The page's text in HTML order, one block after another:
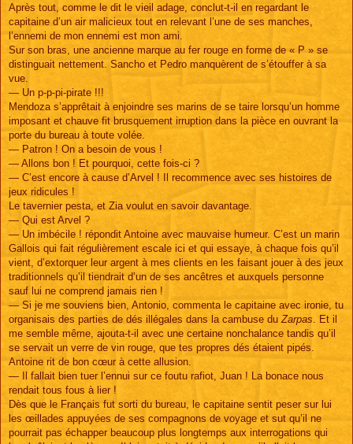
Après tout, comme le dit le vieil adage, conclut-t-il en regardant le
capitaine d’un air malicieux tout en relevant l’une de ses manches,
l’ennemi de mon ennemi est mon ami.
Sur son bras, une ancienne marque au fer rouge en forme de « P » se
distinguait nettement. Sancho et Pedro manquèrent de s’étouffer à sa
vue.
— Un p-p-pi-pirate !!!
Mendoza s’apprêtait à enjoindre ses marins de se taire lorsqu’un homme
imposant et chauve fit brusquement irruption dans la pièce en ouvrant la
porte du bureau à toute volée.
— Patron ! On a besoin de vous !
— Allons bon ! Et pourquoi, cette fois-ci ?
— C’est encore à cause d’Arvel ! Il recommence avec ses histoires de
jeux ridicules !
Le tavernier pesta, et Zia voulut en savoir davantage.
— Qui est Arvel ?
— Un imbécile ! répondit Antoine avec mauvaise humeur. C’est un marin
Gallois qui fait régulièrement escale ici et qui essaye, à chaque fois qu’il
vient, d’extorquer leur argent à mes clients en les faisant jouer à des jeux
traditionnels qu’il tiendrait d’un de ses ancêtres et auxquels personne
sauf lui ne comprend jamais rien !
— Si je me souviens bien, Antonio, commenta le capitaine avec ironie, tu
organisais des parties de dés illégales dans la cambuse du Zarpas . Et il
me semble même, ajouta-t-il avec une certaine nonchalance tandis qu’il
se servait un verre de vin rouge, que tes propres dés étaient pipés.
Antoine rit de bon cœur à cette allusion.
— Il fallait bien tuer l’ennui sur ce foutu rafiot, Juan ! La bonace nous
rendait tous fous à lier !
Dès que le Français fut sorti du bureau, le capitaine sentit peser sur lui
les œillades appuyées de ses compagnons de voyage et sut qu’il ne
pourrait pas échapper beaucoup plus longtemps aux interrogations qui